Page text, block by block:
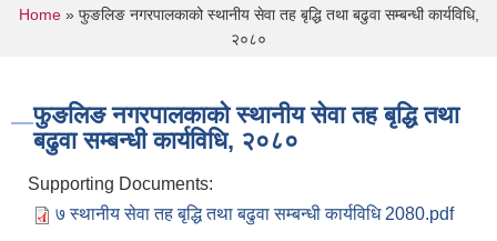
You are here
Home» फुङलिङ नगरपालकाको स्थानीय सेवा तह बृद्धि तथा बढुवा सम्बन्धी कार्यविधि,
२०८०
फुङलिङ नगरपालकाको स्थानीय सेवा तह बृद्धि तथा
बढुवा सम्बन्धी कार्यविधि, २०८०
Supporting Documents:
७ स्थानीय सेवा तह बृद्धि तथा बढुवा सम्बन्धी कार्यविधि 2080.pdf